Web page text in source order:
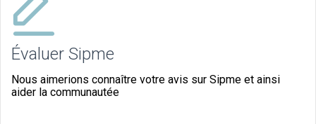
Évaluer Sipme
Nous aimerions connaître votre avis sur Sipme et ainsi
aider la communautée